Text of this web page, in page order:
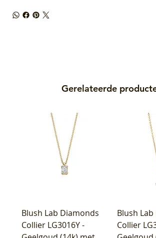
Gerelateerde
Blush Lab Diamonds
Collier LG3016Y -
Blush
Collier